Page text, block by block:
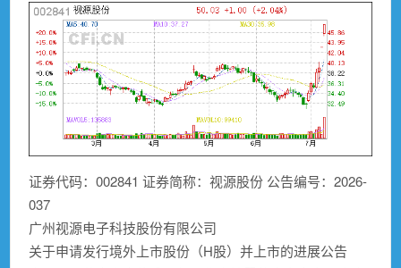
证券代码：002841 证券简称：视源股份 公告编号：2026-
037
广州视源电子科技股份有限公司
关于申请发行境外上市股份（H股）并上市的进展公告